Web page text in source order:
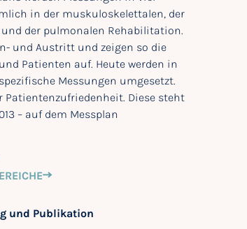
in der muskuloskelettalen, der
der pulmonalen Rehabilitation.
und Austritt und zeigen so die
Patienten auf. Heute werden in
Messungen umgesetzt.
Patientenzufriedenheit. Diese steht
– auf dem Messplan
und Publikation